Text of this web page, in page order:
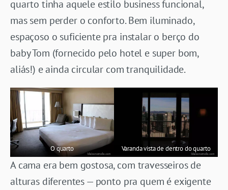
quarto tinha aquele estilo business funcional,
mas sem perder o conforto. Bem iluminado,
espaçoso o suficiente pra instalar o berço do
baby Tom (fornecido pelo hotel e super bom,
aliás!) e ainda circular com tranquilidade.
O quarto Varanda vista de dentro do quarto
A cama era bem gostosa, com travesseiros de
alturas diferentes — ponto pra quem é exigente